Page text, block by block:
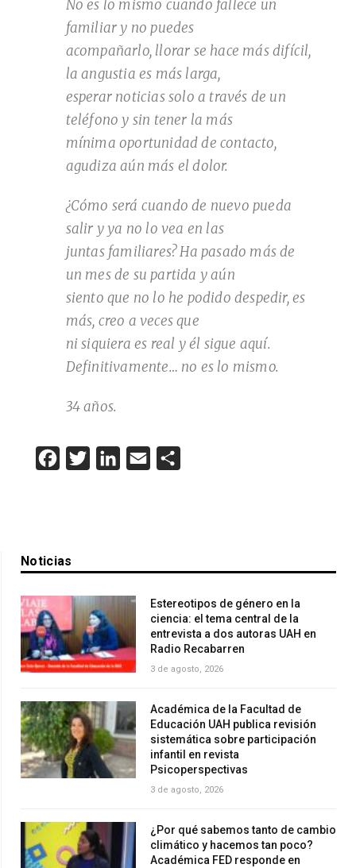
No es lo mismo cuando fallece un
familiar y no puedes
acompañarlo, llorar se hace más difícil,
la angustia es más larga,
esperar noticias solo a través de un
teléfono y sin tener la más
mínima oportunidad de contacto,
agudiza aún más el dolor.
¿Cómo será cuando de nuevo pueda
salir y ya no lo vea en las
juntas familiares? Ha pasado más de
un mes de su partida y aún
siento que no lo he podido despedir, es
más, creo a veces que
ni siquiera es real y él sigue aquí.
Definitivamente… no es lo mismo.
34 años.
Facebook
Twitter LinkedInEmail
Noticias
Estereotipos de género en la
ciencia: el tema central de la
entrevista a dos autoras UAH en
Radio Recabarren
3 de agosto, 2026
Académica de la Facultad de
Educación UAH publica revisión
sistemática sobre participación
infantil en revista
Psicoperspectivas
3 de agosto, 2026
¿Por qué sabemos tanto de cambio
climático y hacemos tan poco?
Académica FED responde en